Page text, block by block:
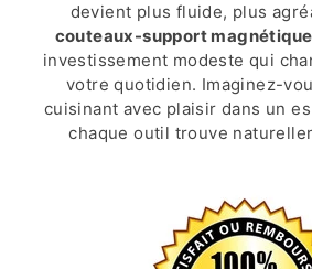
devient plus fluide, plus
couteaux-support magnétique
investissement modeste qui
votre quotidien. Imaginez-
cuisinant avec plaisir dans un
chaque outil trouve